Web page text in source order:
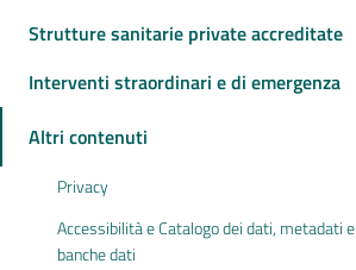
Strutture sanitarie private accreditate
Interventi straordinari e di emergenza
Altri contenuti
Privacy
Accessibilità e Catalogo dei dati, metadati e
banche dati